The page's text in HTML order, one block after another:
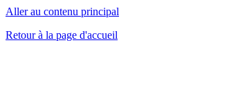
Aller au contenu principal
Retour à la page d'accueil